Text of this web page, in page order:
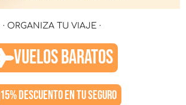
· ORGANIZA TU VIAJE ·
VUELOS BARATOS
15% DESCUENTO EN TU SEGURO